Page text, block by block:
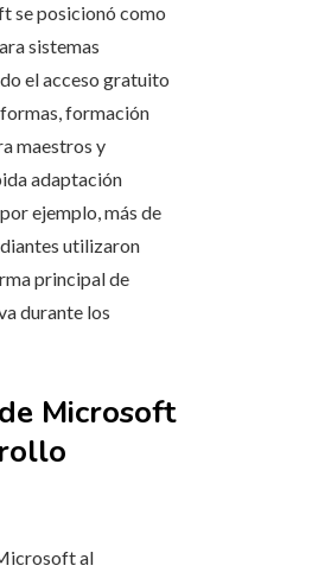
se posicionó como
sistemas
el acceso gratuito
formación
maestros y
adaptación
ejemplo, más de
utilizaron
principal de
durante los
Microsoft
al